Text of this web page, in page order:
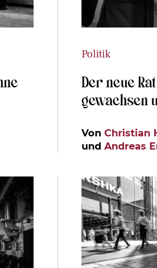
Politik
Der neue
gewachsen
Von Christian
und Andreas